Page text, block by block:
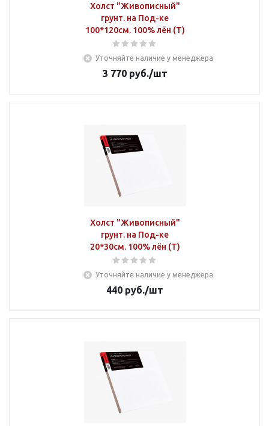
Холст "Живописный"
грунт. на Под-ке
100*120см. 100% лён (Т)
Уточняйте наличие у менеджера
3 770руб./шт
Холст "Живописный"
грунт. на Под-ке
20*30см. 100% лён (Т)
Уточняйте наличие у менеджера
440 руб./шт